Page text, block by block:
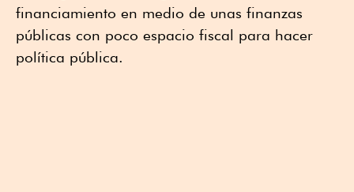
financiamiento en medio de unas finanzas
públicas con poco espacio fiscal para hacer
política pública.